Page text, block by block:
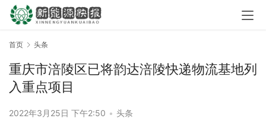
首页 头条
重庆市涪陵区已将韵达涪陵快递物流基地列
入重点项目
2022年3月25日 下午2:50 • 头条